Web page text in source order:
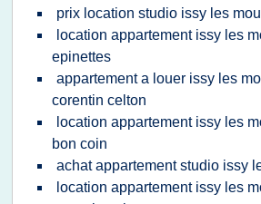
prix location studio issy les
location appartement issy les
epinettes
appartement a louer issy les
corentin celton
location appartement issy les
bon coin
achat appartement studio issy
location appartement issy les